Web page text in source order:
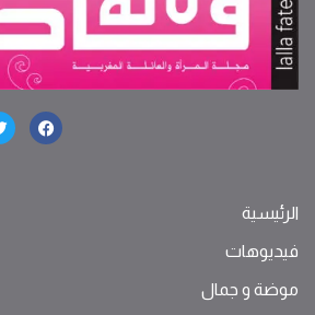
الرئيسية
فيديوهات
موضة ‫و‬ ‫‬‫جمال‬